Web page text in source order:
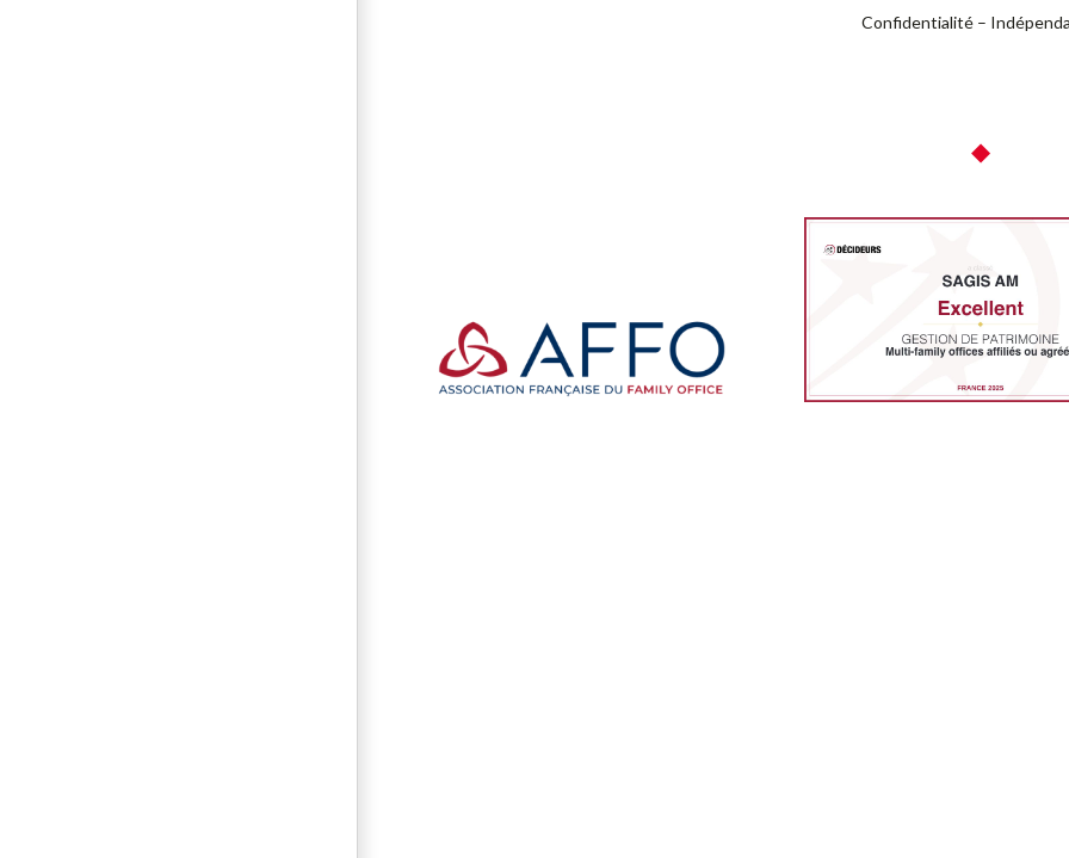
Confidentialité –
◆